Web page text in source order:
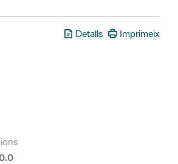
Detalls Imprimeix
La mitjana de les valoracions és de 0